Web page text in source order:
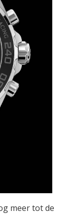
meer tot de